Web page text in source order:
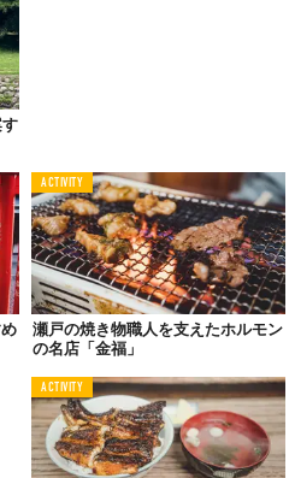
、名鉄瀬戸線を使って乗り換え
かけてでもバス旅を楽しみたい
すめです。
から名鉄バスセンターまでは、路
り換えなしで約1時間20分、運賃
前
前後から　約7時間30分
法は「高速バス」です。運賃は、
ACTIVITY
瀬戸の焼き物職人を支えたホルモン
の名店「金福」
ACTIVITY